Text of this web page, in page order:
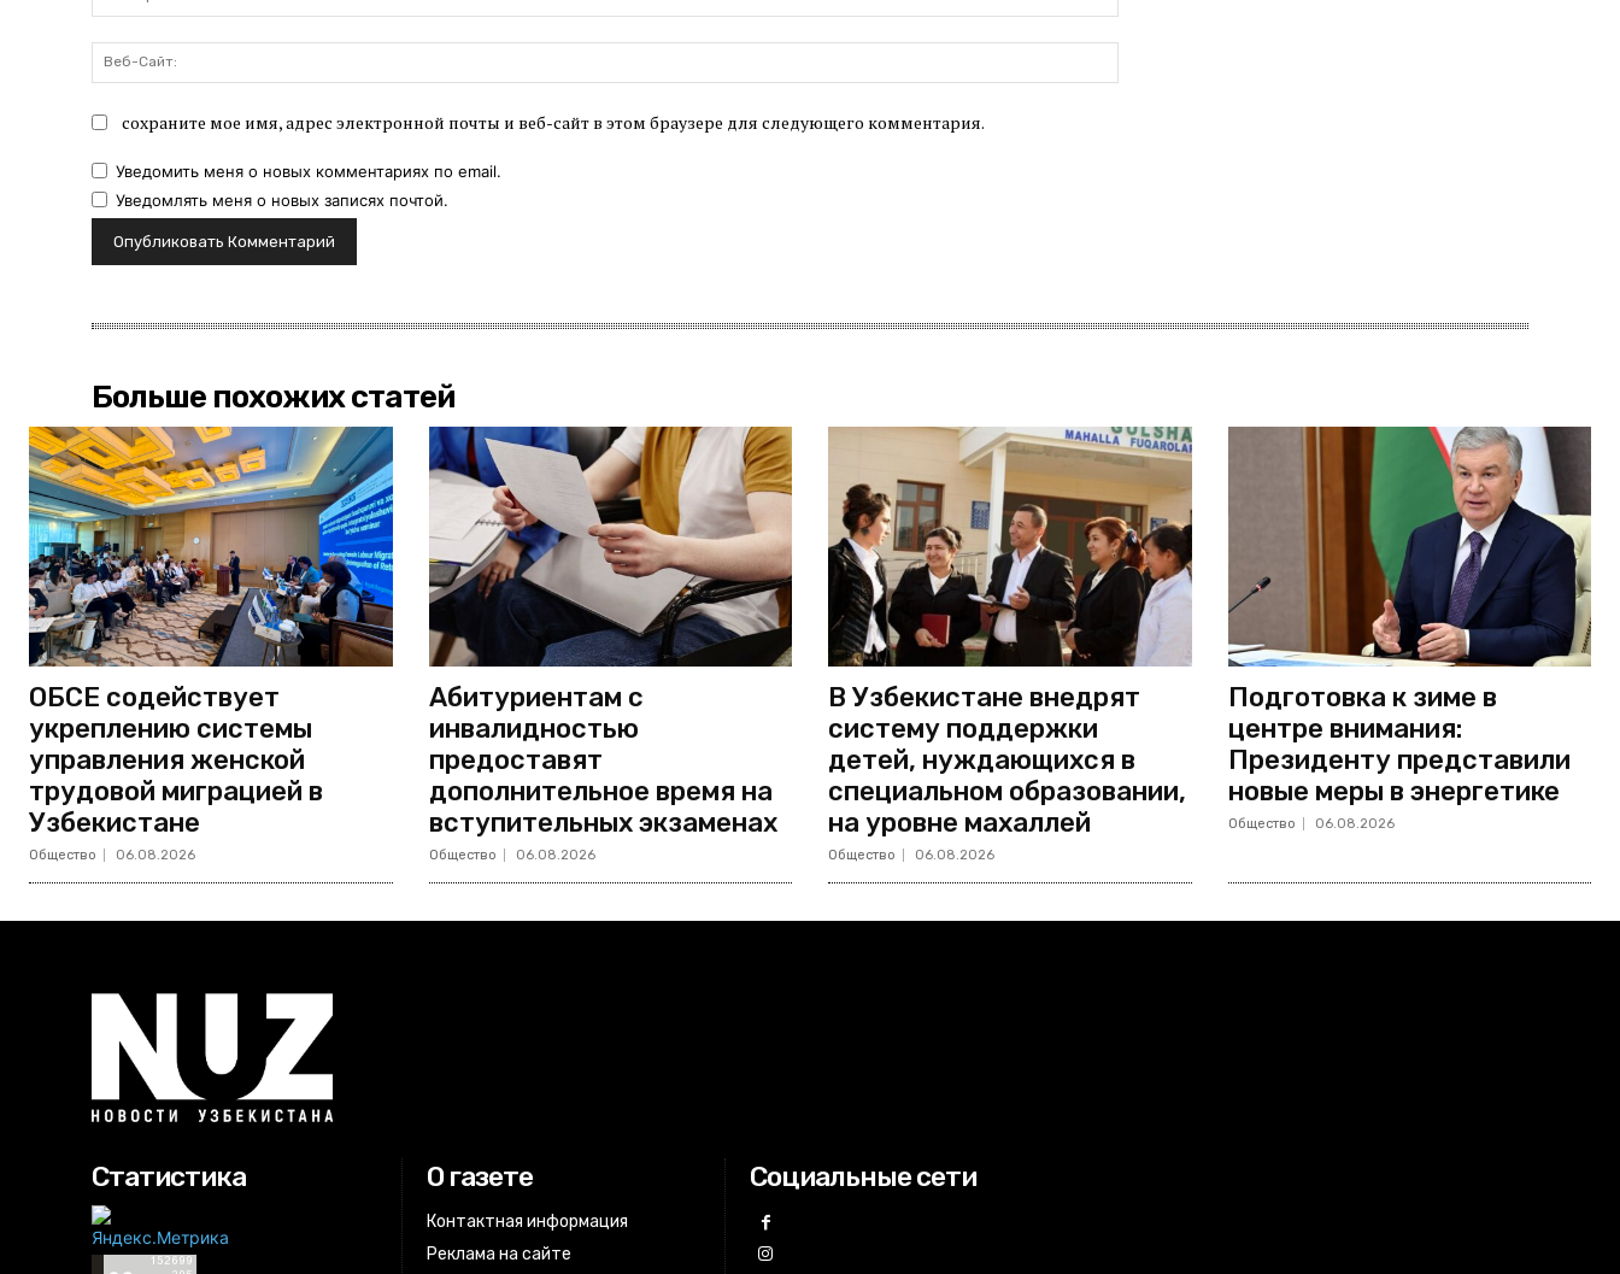
почта:*
Сайт:
сохраните мое имя, адрес электронной почты и веб-сайт в этом браузере для следующего комментария.
Уведомить меня о новых комментариях по email.
Уведомлять меня о новых записях почтой.
Больше похожих статей
ОБСЕ содействует
укреплению системы
управления женской
трудовой миграцией в
Узбекистане
Общество 06.08.2026
Абитуриентам с
инвалидностью
предоставят
дополнительное время на
вступительных экзаменах
Общество 06.08.2026
В Узбекистане внедрят
систему поддержки
детей, нуждающихся в
специальном образовании,
на уровне махаллей
Общество 06.08.2026
Подготовка к зиме в
центре внимания:
Президенту представили
новые меры в энергетике
Общество 06.08.2026
Статистика О газете
Контактная информация
Реклама на сайте
Социальные сети